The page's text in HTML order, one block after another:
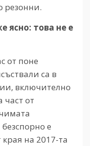
резонни.
ясно: това не е
от поне
са в
включително
част от
е
на 2017-та